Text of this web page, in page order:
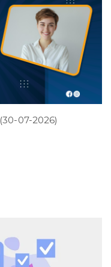
(30-07-2026)